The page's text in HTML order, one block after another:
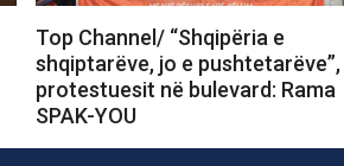
Top Channel/ “Shqipëria e
shqiptarëve, jo e pushtetarëve”,
protestuesit në bulevard: Rama
SPAK-YOU